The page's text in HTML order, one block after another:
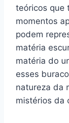
teóricos que
momentos
podem
matéria
matéria do
esses
natureza da
mistérios da